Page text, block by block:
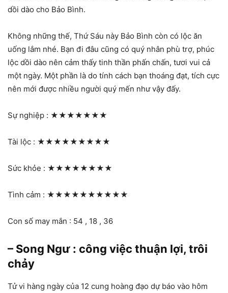
dồi dào cho Bảo Bình.
Không những thế, Thứ Sáu này Bảo Bình còn có lộc ăn
uống lắm nhé. Bạn đi đâu cũng có quý nhân phù trợ, phúc
lộc dồi dào nên cảm thấy tinh thần phấn chấn, tươi vui cả
một ngày. Một phần là do tính cách bạn thoáng đạt, tích cực
nên mới được nhiều người quý mến như vậy đấy.
Sự nghiệp : ★★★★★★★
Tài lộc : ★★★★★★★★★
Sức khỏe : ★★★★★★★★
Tình cảm : ★★★★★★★★★★
Con số may mắn : 54 , 18 , 36
– Song Ngư : công việc thuận lợi, trôi
chảy
Tử vi hàng ngày của 12 cung hoàng đạo dự báo vào hôm